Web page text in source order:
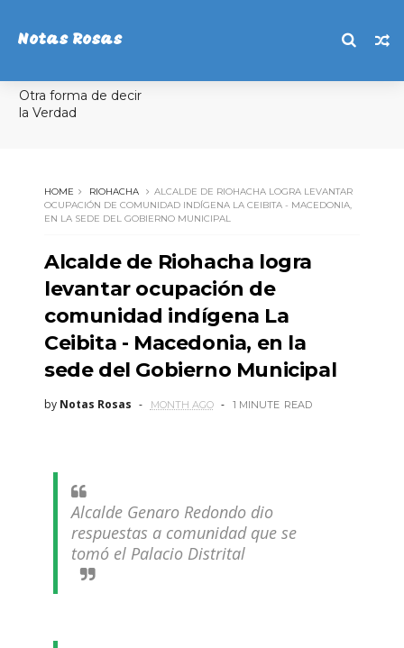
Notas Rosas
Otra forma de decir
la Verdad
HOME RIOHACHA
ALCALDE DE RIOHACHA LOGRA LEVANTAR
OCUPACIÓN DE COMUNIDAD INDÍGENA LA CEIBITA - MACEDONIA,
EN LA SEDE DEL GOBIERNO MUNICIPAL
Alcalde de Riohacha logra
levantar ocupación de
comunidad indígena La
Ceibita - Macedonia, en la
sede del Gobierno Municipal
by Notas Rosas MONTH AGO 1 MINUTE READ
Alcalde Genaro Redondo dio
respuestas a comunidad que se
tomó el Palacio Distrital